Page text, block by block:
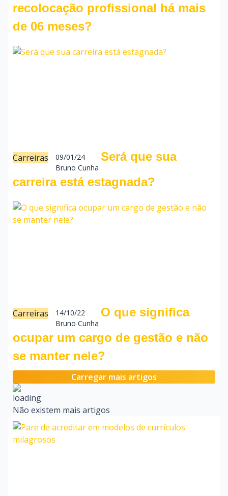
recolocação profissional há mais
de 06 meses?
Carreiras
09/01/24
Bruno Cunha
Será que sua
carreira está estagnada?
Carreiras
14/10/22
Bruno Cunha
O que significa
ocupar um cargo de gestão e não
se manter nele?
Carregar mais artigos
Não existem mais artigos